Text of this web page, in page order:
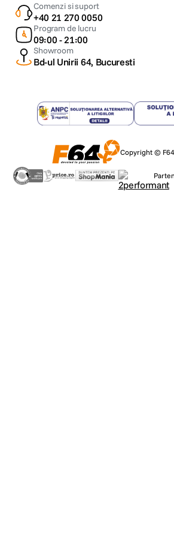
Comenzi si suport
+40 21 270 0050
Program de lucru
09:00 - 21:00
Showroom
Bd-ul Unirii 64, Bucuresti
Copyright ©